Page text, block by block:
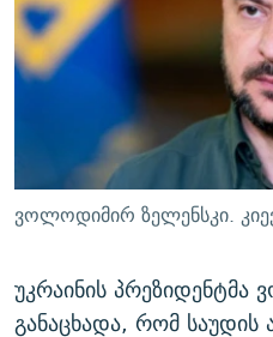
ᲛᲝᲚᲐᲞᲐᲠᲐᲙᲔ ᲢᲔᲥᲡᲢᲔᲑᲘ
ᲨᲘᲜ - ᲣᲪᲮᲝᲔᲗᲨᲘ
ᲚᲘᲢᲔᲠᲐᲢᲣᲠᲣᲚᲘ ᲬᲐᲮᲜᲐᲒᲔᲑᲘ
ᲐᲛᲔᲠᲘᲙᲣᲚᲘ ᲛᲝᲗᲮᲠᲝᲑᲐ
ᲘᲛᲞᲔᲠᲘᲐ ᲓᲐ ᲠᲐᲓᲘᲝ
ᲩᲔᲛᲘ ᲡᲘᲙᲕᲓᲘᲚᲘᲡ ᲛᲘᲖᲔᲖᲘᲐ
11 ᲬᲔᲚᲘ - 11 ᲐᲛᲑᲐᲕᲘ
ᲡᲐᲞᲐᲠᲚᲐᲛᲔᲜᲢᲝ ᲐᲠᲩᲔᲕᲜᲔᲑᲘᲡ
ᲑᲐᲕᲨᲕᲔᲑᲘ ᲞᲠᲝᲡᲢᲘᲢᲣᲪᲘᲐᲨᲘ -
5 ᲐᲛᲑᲐᲕᲘ - 20 ᲘᲕᲜᲘᲡᲡ
ПРИВЕТ ᲙᲣᲚᲢᲣᲠᲐ
ᲒᲐᲛᲝᲘᲬᲔᲠᲔ
რთე/რთ-ის ყველა
ვოლოდიმირ ზელენსკი.
უკრაინის
განაცხადა, რომ საუდის